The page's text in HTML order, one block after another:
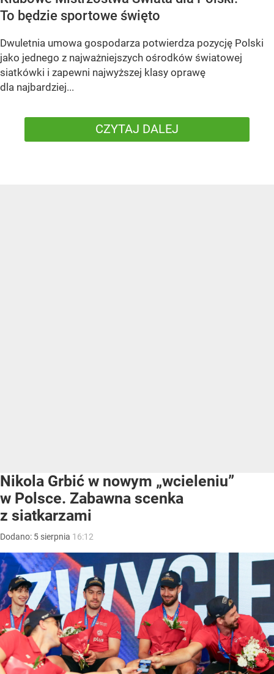
To będzie sportowe święto
Dwuletnia umowa gospodarza potwierdza pozycję Polski
jako jednego z najważniejszych ośrodków światowej
siatkówki i zapewni najwyższej klasy oprawę
dla najbardziej...
CZYTAJ DALEJ
Nikola Grbić w nowym „wcieleniu”
w Polsce. Zabawna scenka
z siatkarzami
Dodano: 5 sierpnia 16:12